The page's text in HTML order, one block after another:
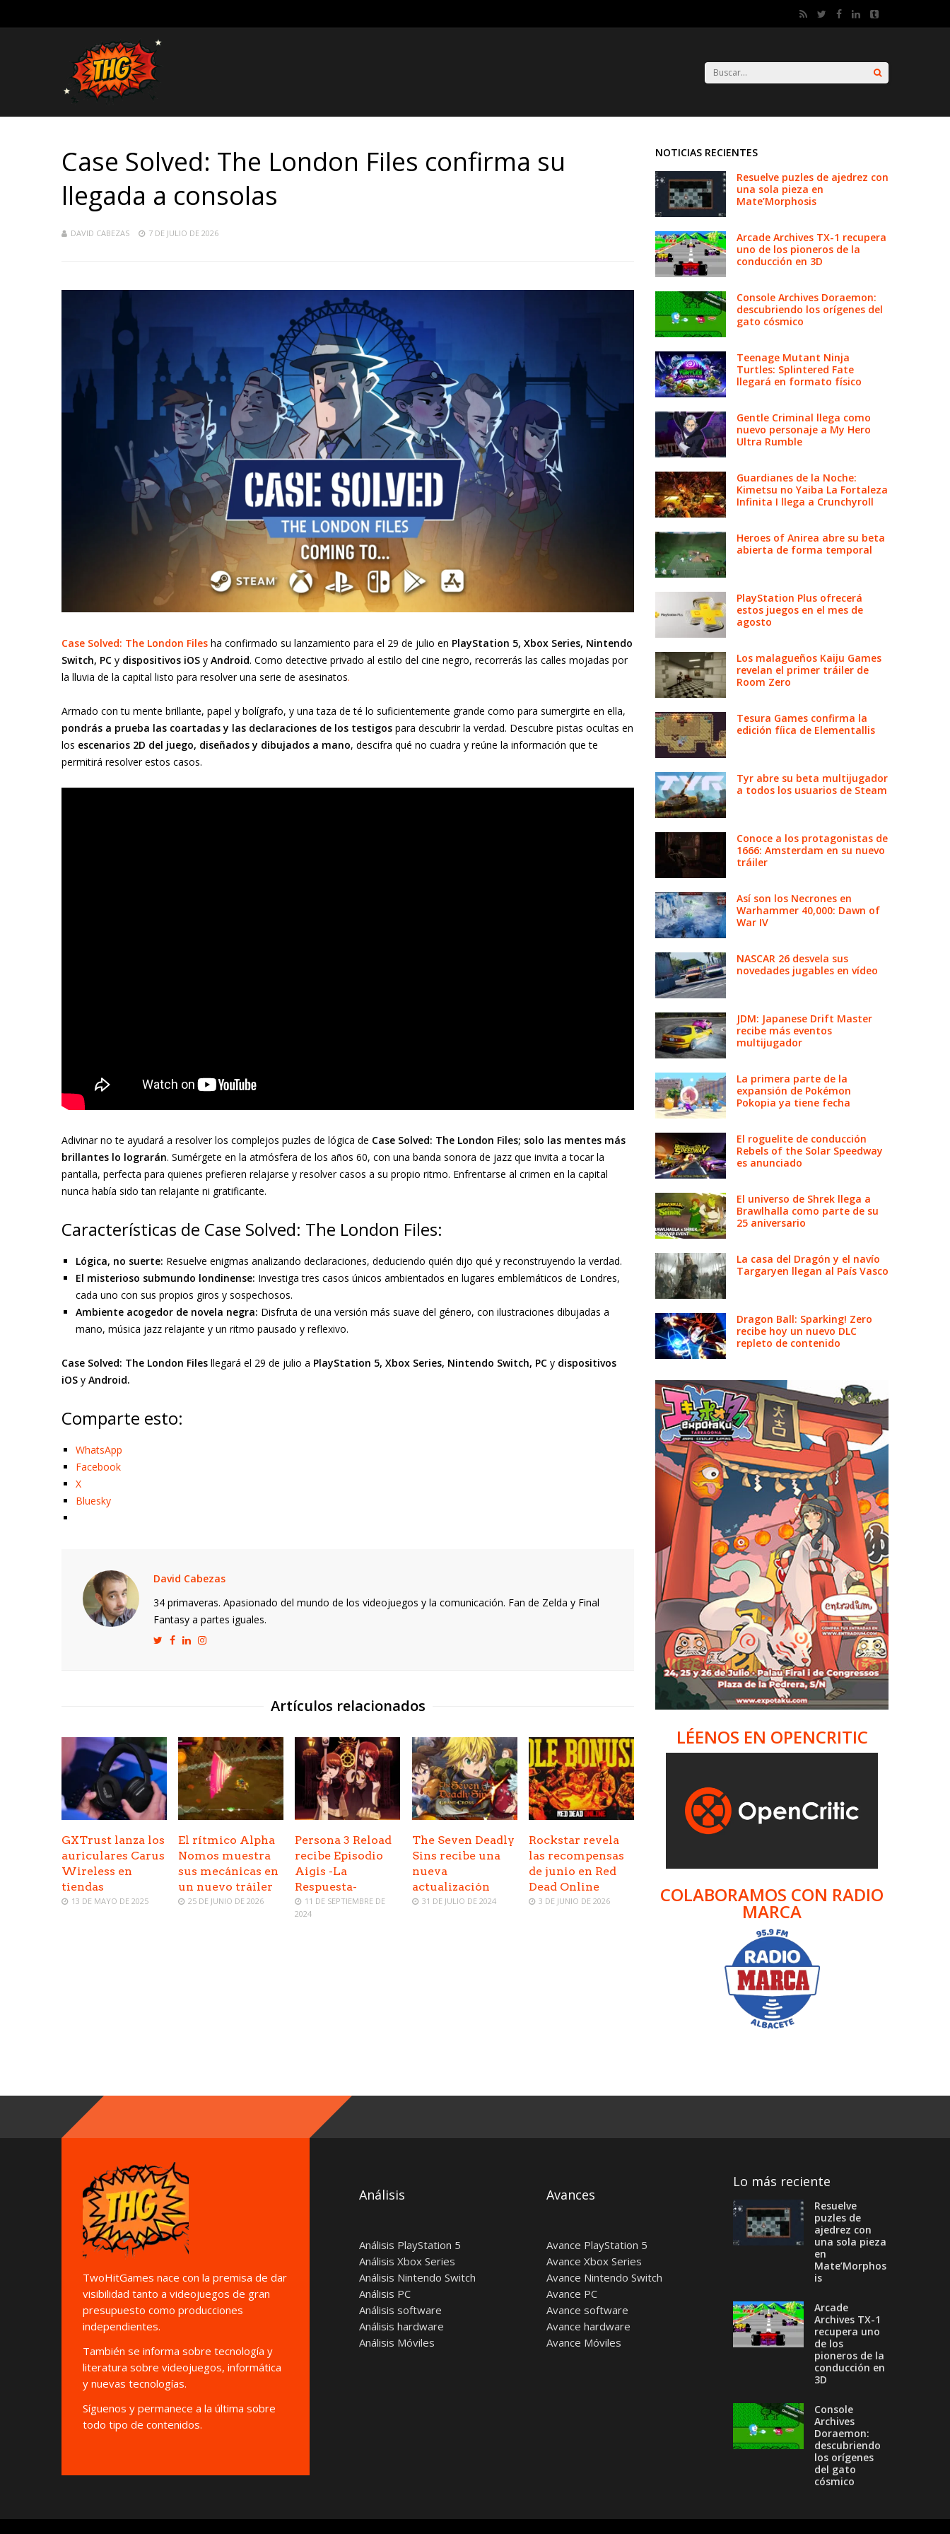
Case Solved: The London Files confirma su
llegada a consolas
DAVID CABEZAS 7 DE JULIO DE 2026
Case Solved: The London Files ha confirmado su lanzamiento para el 29 de julio en PlayStation 5, Xbox Series, Nintendo
Switch, PC y dispositivos iOS y Android. Como detective privado al estilo del cine negro, recorrerás las calles mojadas por
la lluvia de la capital listo para resolver una serie de asesinatos.
Armado con tu mente brillante, papel y bolígrafo, y una taza de té lo suficientemente grande como para sumergirte en ella,
pondrás a prueba las coartadas y las declaraciones de los testigos para descubrir la verdad. Descubre pistas ocultas en
los escenarios 2D del juego, diseñados y dibujados a mano, descifra qué no cuadra y reúne la información que te
permitirá resolver estos casos.
Adivinar no te ayudará a resolver los complejos puzles de lógica de Case Solved: The London Files; solo las mentes más
brillantes lo lograrán. Sumérgete en la atmósfera de los años 60, con una banda sonora de jazz que invita a tocar la
pantalla, perfecta para quienes prefieren relajarse y resolver casos a su propio ritmo. Enfrentarse al crimen en la capital
nunca había sido tan relajante ni gratificante.
Características de Case Solved: The London Files:
Lógica, no suerte: Resuelve enigmas analizando declaraciones, deduciendo quién dijo qué y reconstruyendo la verdad.
El misterioso submundo londinense: Investiga tres casos únicos ambientados en lugares emblemáticos de Londres,
cada uno con sus propios giros y sospechosos.
Ambiente acogedor de novela negra: Disfruta de una versión más suave del género, con ilustraciones dibujadas a
mano, música jazz relajante y un ritmo pausado y reflexivo.
Case Solved: The London Files llegará el 29 de julio a PlayStation 5, Xbox Series, Nintendo Switch, PC y dispositivos
iOS y Android.
Comparte esto:
WhatsApp
Facebook
X
Bluesky
David Cabezas
34 primaveras. Apasionado del mundo de los videojuegos y la comunicación. Fan de Zelda y Final
Fantasy a partes iguales.
Artículos relacionados
GXTrust lanza los
auriculares Carus
Wireless en
tiendas
13 DE MAYO DE 2025
El rítmico Alpha
Nomos muestra
sus mecánicas en
un nuevo tráiler
25 DE JUNIO DE 2026
Persona 3 Reload
recibe Episodio
Aigis -La
Respuesta-
11 DE SEPTIEMBRE DE
2024
The Seven Deadly
Sins recibe una
nueva
actualización
31 DE JULIO DE 2024
Rockstar revela
las recompensas
de junio en Red
Dead Online
3 DE JUNIO DE 2026
NOTICIAS RECIENTES
Resuelve puzles de ajedrez con
una sola pieza en
Mate’Morphosis
Arcade Archives TX-1 recupera
uno de los pioneros de la
conducción en 3D
Console Archives Doraemon:
descubriendo los orígenes del
gato cósmico
Teenage Mutant Ninja
Turtles: Splintered Fate
llegará en formato físico
Gentle Criminal llega como
nuevo personaje a My Hero
Ultra Rumble
Guardianes de la Noche:
Kimetsu no Yaiba La Fortaleza
Infinita I llega a Crunchyroll
Heroes of Anirea abre su beta
abierta de forma temporal
PlayStation Plus ofrecerá
estos juegos en el mes de
agosto
Los malagueños Kaiju Games
revelan el primer tráiler de
Room Zero
Tesura Games confirma la
edición fíica de Elementallis
Tyr abre su beta multijugador
a todos los usuarios de Steam
Conoce a los protagonistas de
1666: Amsterdam en su nuevo
tráiler
Así son los Necrones en
Warhammer 40,000: Dawn of
War IV
NASCAR 26 desvela sus
novedades jugables en vídeo
JDM: Japanese Drift Master
recibe más eventos
multijugador
La primera parte de la
expansión de Pokémon
Pokopia ya tiene fecha
El roguelite de conducción
Rebels of the Solar Speedway
es anunciado
El universo de Shrek llega a
Brawlhalla como parte de su
25 aniversario
La casa del Dragón y el navío
Targaryen llegan al País Vasco
Dragon Ball: Sparking! Zero
recibe hoy un nuevo DLC
repleto de contenido
LÉENOS EN OPENCRITIC
COLABORAMOS CON RADIO
MARCA
TwoHitGames nace con la premisa de dar
visibilidad tanto a videojuegos de gran
presupuesto como producciones
independientes.
También se informa sobre tecnología y
literatura sobre videojuegos, informática
y nuevas tecnologías.
Síguenos y permanece a la última sobre
todo tipo de contenidos.
Análisis
Análisis PlayStation 5
Análisis Xbox Series
Análisis Nintendo Switch
Análisis PC
Análisis software
Análisis hardware
Análisis Móviles
Avances
Avance PlayStation 5
Avance Xbox Series
Avance Nintendo Switch
Avance PC
Avance software
Avance hardware
Avance Móviles
Lo más reciente
Resuelve
puzles de
ajedrez con
una sola pieza
en
Mate’Morphos
is
Arcade
Archives TX-1
recupera uno
de los
pioneros de la
conducción en
3D
Console
Archives
Doraemon:
descubriendo
los orígenes
del gato
cósmico